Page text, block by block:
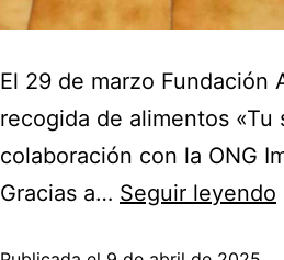
El 29 de marzo Fundación
recogida de alimentos «Tu
colaboración con la ONG
Gracias a… Seguir leyendo